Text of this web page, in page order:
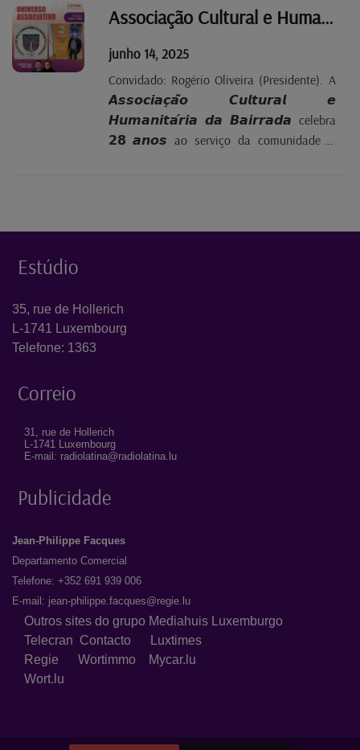
𝙋𝙤𝙧𝙩𝙪𝙜𝙖𝙡. Descubra a história e os
valores deste grupo que há décadas
representa com...
Associação Cultural e Humanitária da Bairrada no Luxemburgo T2 EP20
junho 14, 2025
Convidado: Rogério Oliveira (Presidente). A
𝘼𝙨𝙨𝙤𝙘𝙞𝙖𝙘̧𝙖̃𝙤 𝘾𝙪𝙡𝙩𝙪𝙧𝙖𝙡 𝙚
𝙃𝙪𝙢𝙖𝙣𝙞𝙩𝙖́𝙧𝙞𝙖 𝙙𝙖 𝘽𝙖𝙞𝙧𝙧𝙖𝙙𝙖 celebra
𝟮𝟴 𝙖𝙣𝙤𝙨 ao serviço da comunidade —
Estúdio
35, rue de Hollerich
L-1741 Luxembourg
Telefone: 1363
Correio
31, rue de Hollerich
L-1741 Luxembourg
E-mail: radiolatina@radiolatina.lu
Publicidade
Jean-Philippe Facques
Departamento Comercial
Telefone: +352 691 939 006
E-mail: jean-philippe.facques@regie.lu
Outros sites do grupo Mediahuis Luxemburgo
Telecran Contacto
Luxtimes
Regie Wortimmo
Mycar.lu
Wort.lu